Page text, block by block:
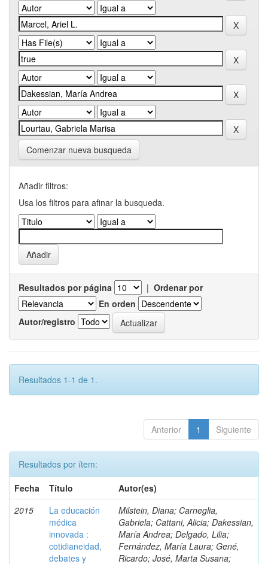
Comenzar nueva busqueda
Añadir filtros:
Usa los filtros para afinar la busqueda.
Resultados por página | Ordenar por
En orden
Autor/registro
Resultados 1-1 de 1.
Anterior 1 Siguiente
Resultados por ítem:
Fecha
Título
Autor(es)
2015
La educación
médica
innovada :
cotidianeidad,
debates y
Milstein, Diana; Carneglia,
Gabriela; Cattani, Alicia; Dakessian,
María Andrea; Delgado, Lilia;
Fernández, María Laura; Gené,
Ricardo; José, Marta Susana;